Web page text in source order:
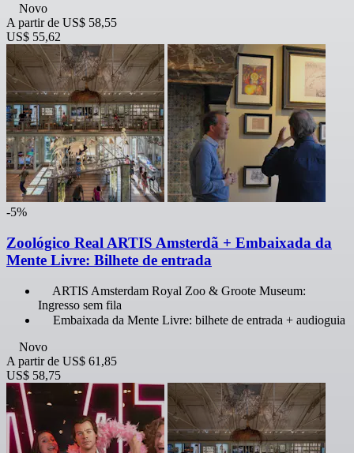
Novo
A partir de US$ 58,55
US$ 55,62
-5%
Zoológico Real ARTIS Amsterdã + Embaixada da
Mente Livre: Bilhete de entrada
ARTIS Amsterdam Royal Zoo & Groote Museum:
Ingresso sem fila
Embaixada da Mente Livre: bilhete de entrada + audioguia
Novo
A partir de US$ 61,85
US$ 58,75